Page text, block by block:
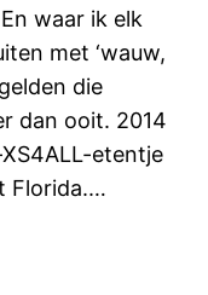
waar ik elk
met ‘wauw,
die
dan ooit. 2014
etentje
Florida.…